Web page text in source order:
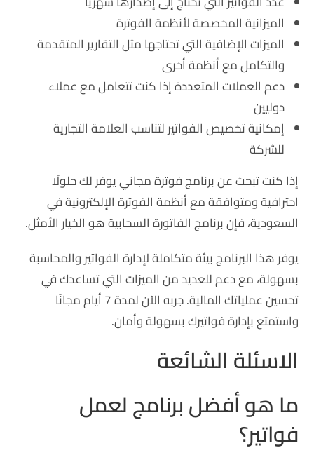
الميزانية المخصصة لأنظمة الفوترة
الميزات الإضافية التي تحتاجها مثل التقارير المتقدمة
والتكامل مع أنظمة أخرى
دعم العملات المتعددة إذا كنت تتعامل مع عملاء
دوليين
إمكانية تخصيص الفواتير لتناسب العلامة التجارية
للشركة
إذا كنت تبحث عن برنامج فوترة مجاني يوفر لك حلولًا
احترافية ومتوافقة مع أنظمة الفوترة الإلكترونية في
السعودية، فإن برنامج الفاتورة السحابية هو الخيار الأمثل.
يوفر هذا البرنامج بيئة متكاملة لإدارة الفواتير والمحاسبة
بسهولة، مع دعم للعديد من الميزات التي تساعدك في
تحسين عملياتك المالية. جربه الآن لمدة 7 أيام مجانًا
واستمتع بإدارة فواتيرك بسهولة وأمان.
الاسئلة الشائعة
ما هو أفضل برنامج لعمل
فواتير؟